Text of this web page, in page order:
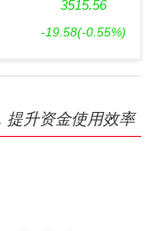
3515.56
-19.58(-0.55%)
提升资金使用效率